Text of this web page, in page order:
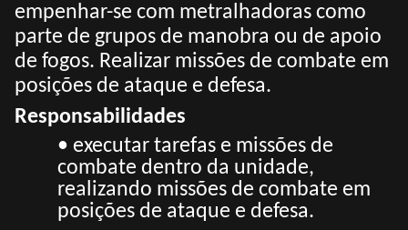
empenhar-se com metralhadoras como
parte de grupos de manobra ou de apoio
de fogos. Realizar missões de combate em
posições de ataque e defesa.
Responsabilidades
• executar tarefas e missões de
combate dentro da unidade,
realizando missões de combate em
posições de ataque e defesa.